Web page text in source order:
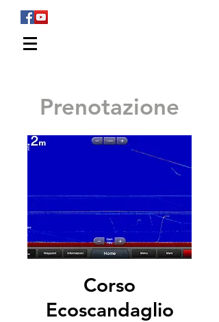
Corso
Ecoscandaglio
Prenotazione